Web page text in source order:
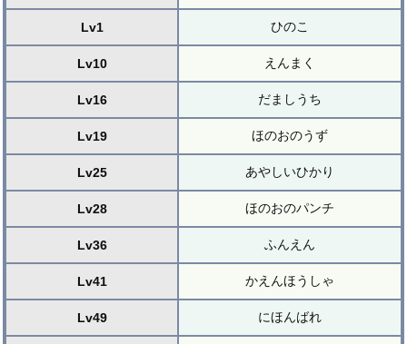
Lv1 ひのこ
Lv10 えんまく
Lv16 だましうち
Lv19 ほのおのうず
Lv25 あやしいひかり
Lv28 ほのおのパンチ
Lv36 ふんえん
Lv41 かえんほうしゃ
Lv49 にほんばれ